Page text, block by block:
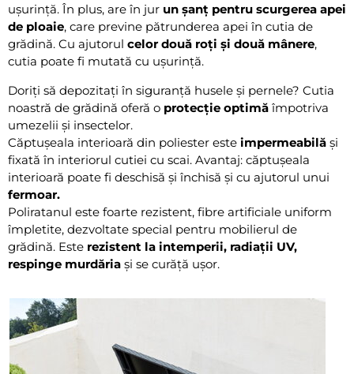
ușurință. În plus, are în jur un șanț pentru scurgerea apei
de ploaie, care previne pătrunderea apei în cutia de
grădină. Cu ajutorul celor două roți și două mânere,
cutia poate fi mutată cu ușurință.
Doriți să depozitați în siguranță husele și pernele? Cutia
noastră de grădină oferă o protecție optimă împotriva
umezelii și insectelor.
Căptușeala interioară din poliester este impermeabilă și
fixată în interiorul cutiei cu scai. Avantaj: căptușeala
interioară poate fi deschisă și închisă și cu ajutorul unui
fermoar.
Poliratanul este foarte rezistent, fibre artificiale uniform
împletite, dezvoltate special pentru mobilierul de
grădină. Este rezistent la intemperii, radiații UV,
respinge murdăria și se curăță ușor.